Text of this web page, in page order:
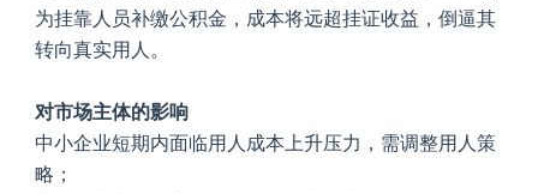
为挂靠人员补缴公积金，成本将远超挂证收益，倒逼其
转向真实用人。
对市场主体的影响
中小企业短期内面临用人成本上升压力，需调整用人策
略；